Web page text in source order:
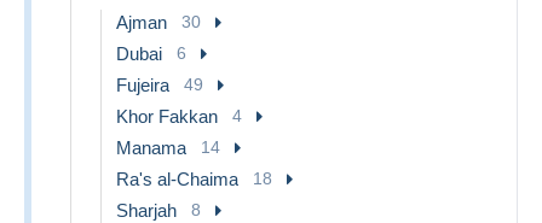
Ajman 30
Dubai 6
Fujeira 49
Khor Fakkan 4
Manama 14
Ra's al-Chaima 18
Sharjah 8